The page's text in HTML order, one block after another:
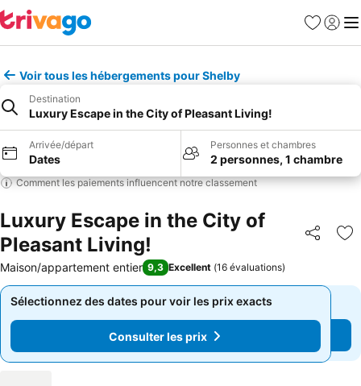
Favoris
Se
Voir tous les hébergements pour Shelby
Destination
Luxury Escape in the City of Pleasant Living!
Arrivée/départ
Dates
Personnes et chambres
2 personnes, 1 chambre
Comment les paiements influencent notre classement
Luxury Escape in the City of
Pleasant Living!
Partager
Maison/appartement entier 9,3 Excellent (16 évaluations)
Sélectionnez des dates pour voir les prix exacts
Consulter les prix
Sélectionnez des dates pour voir les prix exacts
Consulter les prix